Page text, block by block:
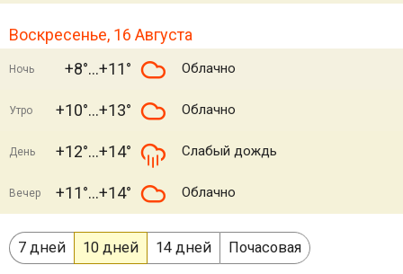
Воскресенье, 16 Августа
Ночь +8° +11° Облачно
Утро +10° +13° Облачно
День +12° +14° Слабый дождь
Вечер +11° +14° Облачно
7 дней 10 дней 14 дней Почасовая